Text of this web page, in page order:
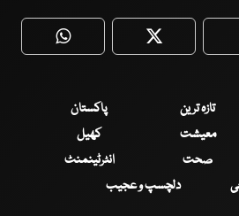
WhatsApp Twitter
تازہ ترین
پاکستان
معیشت
کھیل
صحت
انٹرٹینمنٹ
دلچسپ و عجیب